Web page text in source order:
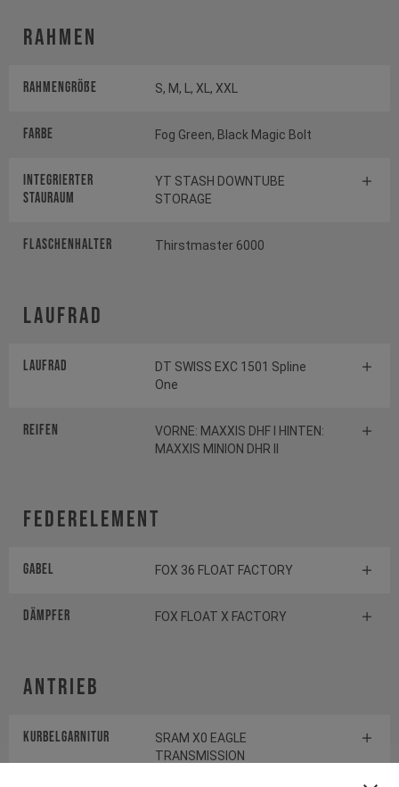
Rahmen
Rahmengröße S, M, L, XL, XXL
Farbe Fog Green, Black Magic Bolt
INTEGRIERTER
STAURAUM
YT STASH DOWNTUBE
STORAGE
FLASCHENHALTER Thirstmaster 6000
Laufrad
Laufrad
DT SWISS EXC 1501 Spline
One
Reifen
VORNE: MAXXIS DHF I HINTEN:
MAXXIS MINION DHR II
Federelement
Gabel FOX 36 FLOAT FACTORY
Dämpfer FOX FLOAT X FACTORY
Antrieb
Kurbelgarnitur
SRAM X0 EAGLE
TRANSMISSION